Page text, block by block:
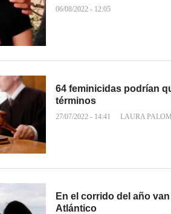
06/08/2022 - 12:05
64 feminicidas podrían
términos
27/07/2022 - 14:41 LAURA
En el corrido del año
Atlántico